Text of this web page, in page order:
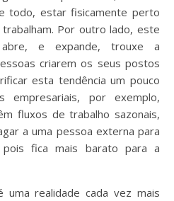
todo, estar fisicamente perto
Por outro lado, este
e expande, trouxe a
criarem os seus postos
esta tendência um pouco
empresariais, por exemplo,
fluxos de trabalho sazonais,
a uma pessoa externa para
fica mais barato para a
uma realidade cada vez mais